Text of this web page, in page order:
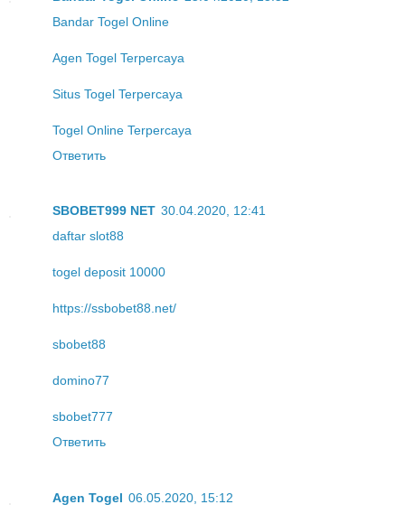
Bandar Togel Online
Agen Togel Terpercaya
Situs Togel Terpercaya
Togel Online Terpercaya
Ответить
SBOBET999 NET 30.04.2020, 12:41
daftar slot88
togel deposit 10000
https://ssbobet88.net/
sbobet88
domino77
sbobet777
Ответить
Agen Togel 06.05.2020, 15:12